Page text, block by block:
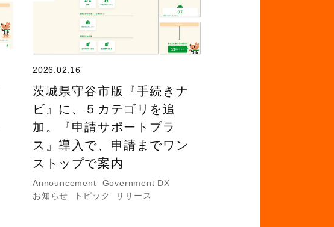
2026.02.16
茨城県守谷市版『手続きナ
ビ』に、５カテゴリを追
加。『申請サポートプラ
ス』導入で、申請までワン
ストップで案内
Announcement
Government DX
お知らせ
トピック リリース